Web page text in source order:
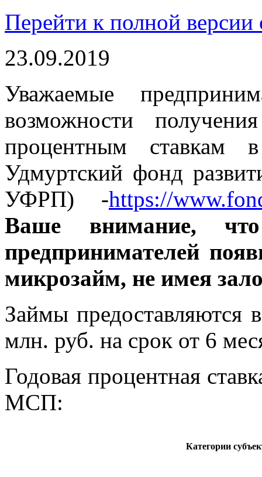
Перейти к полной версии
23.09.2019
Уважаемые
возможности
процентным ставкам
Удмуртский фонд
УФРП) -https://
Ваше внимание,
предпринимателей
микрозайм, не имея
Займы предоставляются
млн. руб. на срок от 6
Годовая процентная
МСП:
Категории